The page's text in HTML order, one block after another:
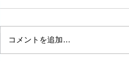
プクイチ
コメントを追加…